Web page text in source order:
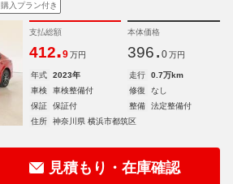
購入プラン付き
支払総額
412.9 万円
本体価格
396. 0 万円
年式 2023年 走行
0.7万km
車検
車検整備付 修復
なし
保証
保証付 整備
法定整備付
住所
神奈川県 横浜市都筑区
見積もり・在庫確認